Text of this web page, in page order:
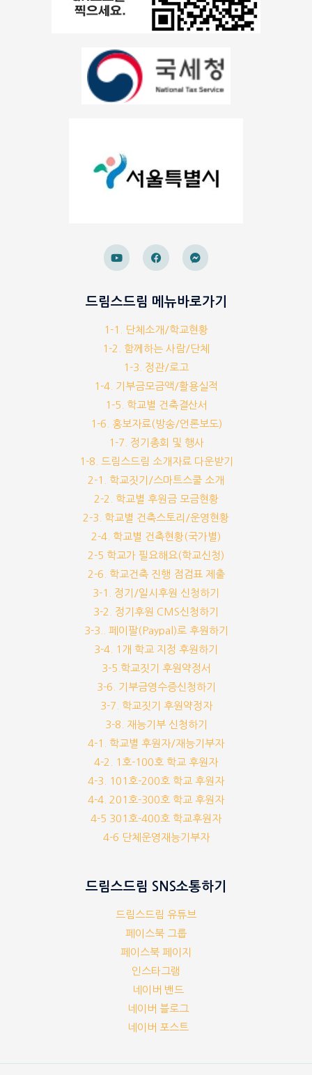
드림스드림 메뉴바로가기
1-1. 단체소개/학교현황
1-2. 함께하는 사람/단체
1-3. 정관/로고
1-4. 기부금모금액/활용실적
1-5. 학교별 건축결산서
1-6. 홍보자료(방송/언론보도)
1-7. 정기총회 및 행사
1-8. 드림스드림 소개자료 다운받기
2-1. 학교짓기/스마트스쿨 소개
2-2. 학교별 후원금 모금현황
2-3. 학교별 건축스토리/운영현황
2-4. 학교별 건축현황(국가별)
2-5 학교가 필요해요(학교신청)
2-6. 학교건축 진행 점검표 제출
3-1. 정기/일시후원 신청하기
3-2. 정기후원 CMS신청하기
3-3.. 페이팔(Paypal)로 후원하기
3-4. 1개 학교 지정 후원하기
3-5.학교짓기 후원약정서
3-6. 기부금영수증신청하기
3-7. 학교짓기 후원약정자
3-8. 재능기부 신청하기
4-1. 학교별 후원자/재능기부자
4-2. 1호-100호 학교 후원자
4-3. 101호-200호 학교 후원자
4-4. 201호-300호 학교 후원자
4-5 301호-400호 학교후원자
4-6 단체운영재능기부자
드림스드림 SNS소통하기
드림스드림 유튜브
페이스북 그룹
페이스북 페이지
인스타그램
네이버 밴드
네이버 블로그
네이버 포스트